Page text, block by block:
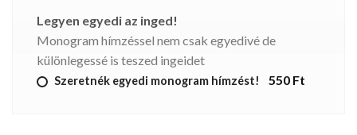
Legyen egyedi az inged!
Monogram hímzéssel nem csak egyedivé de
különlegessé is teszed ingeidet
Szeretnék egyedi monogram hímzést! 550 Ft